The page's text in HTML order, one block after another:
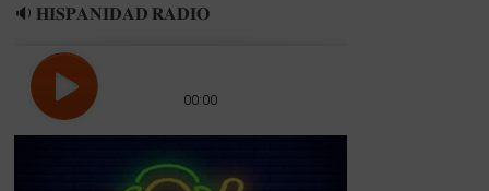
🔉 𝐇𝐈𝐒𝐏𝐀𝐍𝐈𝐃𝐀𝐃 𝐑𝐀𝐃𝐈𝐎